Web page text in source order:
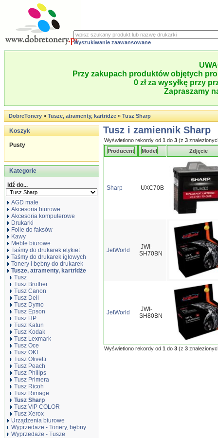
Wyszukiwanie zaawansowane
Przy zakupach produktów objętych
0 zł za wysyłkę przy
Zapraszamy
DobreTonery»Tusze, atramenty, kartridże»Tusz Sharp
Koszyk
Pusty
Kategorie
Idź do...
AGD małe
Akcesoria biurowe
Akcesoria komputerowe
Drukarki
Folie do faksów
Kawy
Meble biurowe
Taśmy do drukarek etykiet
Taśmy do drukarek igłowych
Tonery i bębny do drukarek
Tusze, atramenty, kartridże
Tusz
Tusz Brother
Tusz Canon
Tusz Dell
Tusz Dymo
Tusz Epson
Tusz HP
Tusz Katun
Tusz Kodak
Tusz Lexmark
Tusz Oce
Tusz OKI
Tusz Olivetti
Tusz Peach
Tusz Philips
Tusz Primera
Tusz Ricoh
Tusz Rimage
Tusz Sharp
Tusz VIP COLOR
Tusz Xerox
Urządzenia biurowe
Wyprzedaże - Tonery, bębny
Wyprzedaże - Tusze
Tusz i zamiennik Sharp
Wyświetlono rekordy od 1 do 3 (z 3
Producent
Model Zdjęcie
Sharp UXC70B
JetWorld
JWI-
SH70BN
JetWorld
JWI-
SH80BN
Wyświetlono rekordy od 1 do 3 (z 3